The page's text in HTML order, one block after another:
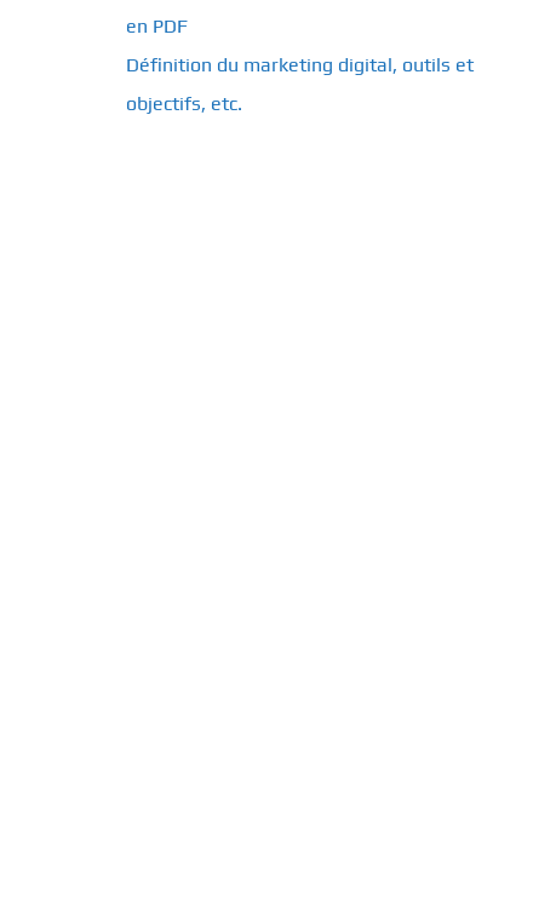
en PDF
Définition du marketing digital, outils et
objectifs, etc.